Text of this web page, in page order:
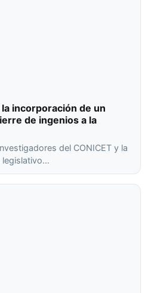
incorporación de un
de ingenios a la
del CONICET y la
legislativo…